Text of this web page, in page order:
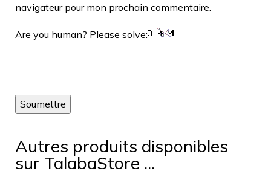
navigateur pour mon prochain commentaire.
Are you human? Please solve:
Autres produits disponibles
sur TalabaStore ...